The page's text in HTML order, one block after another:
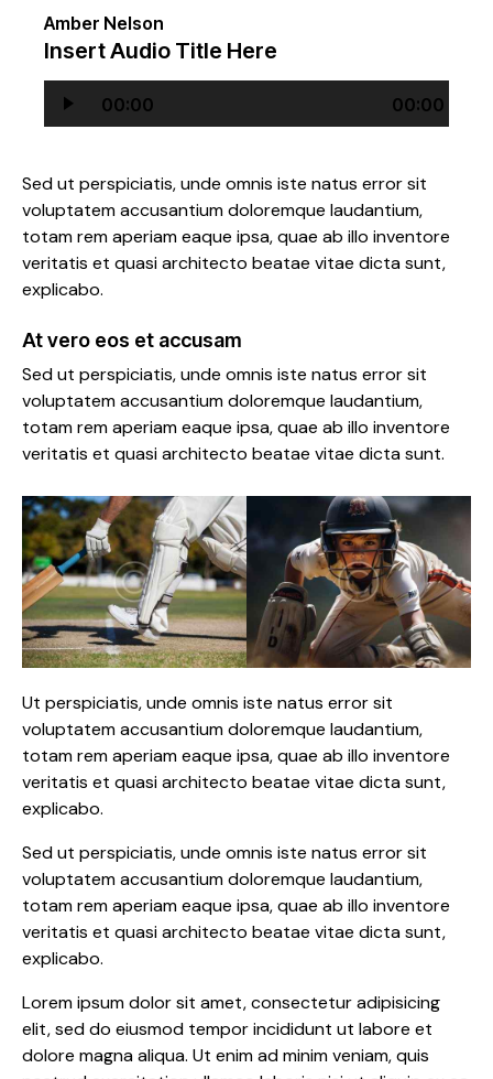
Amber Nelson
Insert Audio Title Here
Audio
00:00 00:00
Sed ut perspiciatis, unde omnis iste natus error sit
voluptatem accusantium doloremque laudantium,
totam rem aperiam eaque ipsa, quae ab illo inventore
veritatis et quasi architecto beatae vitae dicta sunt,
explicabo.
At vero eos et accusam
Sed ut perspiciatis, unde omnis iste natus error sit
voluptatem accusantium doloremque laudantium,
totam rem aperiam eaque ipsa, quae ab illo inventore
veritatis et quasi architecto beatae vitae dicta sunt.
Ut perspiciatis, unde omnis iste natus error sit
voluptatem accusantium doloremque laudantium,
totam rem aperiam eaque ipsa, quae ab illo inventore
veritatis et quasi architecto beatae vitae dicta sunt,
explicabo.
Sed ut perspiciatis, unde omnis iste natus error sit
voluptatem accusantium doloremque laudantium,
totam rem aperiam eaque ipsa, quae ab illo inventore
veritatis et quasi architecto beatae vitae dicta sunt,
explicabo.
Lorem ipsum dolor sit amet, consectetur adipisicing
elit, sed do eiusmod tempor incididunt ut labore et
dolore magna aliqua. Ut enim ad minim veniam, quis